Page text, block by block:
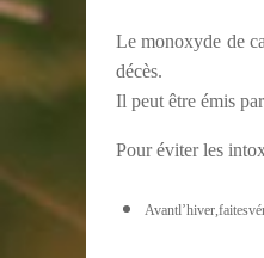
Le monoxyde de
décès.
Il peut être émis par
Pour éviter les